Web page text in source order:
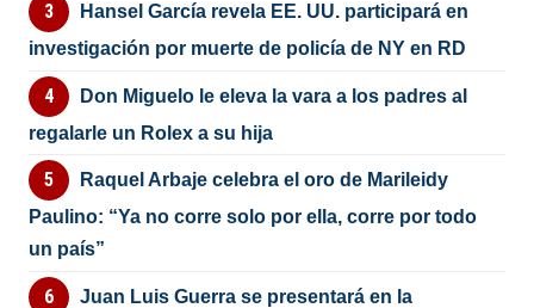
Hansel García revela EE. UU. participará en
investigación por muerte de policía de NY en RD
Don Miguelo le eleva la vara a los padres al
regalarle un Rolex a su hija
Raquel Arbaje celebra el oro de Marileidy
Paulino: “Ya no corre solo por ella, corre por todo
un país”
Juan Luis Guerra se presentará en la